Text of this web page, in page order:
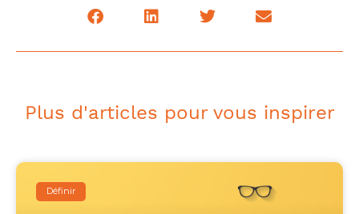
Plus d'articles pour vous inspirer
Définir